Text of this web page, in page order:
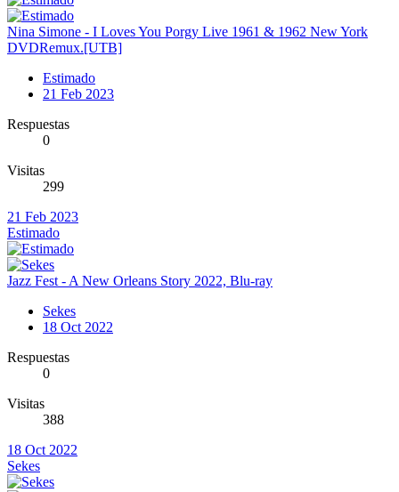
Nina Simone - I Loves You Porgy Live 1961 & 1962 New York
DVDRemux.[UTB]
Estimado
21 Feb 2023
Respuestas
0
Visitas
299
21 Feb 2023
Estimado
Jazz Fest - A New Orleans Story 2022, Blu-ray
Sekes
18 Oct 2022
Respuestas
0
Visitas
388
18 Oct 2022
Sekes